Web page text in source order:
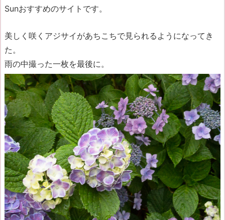
Sunおすすめのサイトです。
美しく咲くアジサイがあちこちで見られるようになってき
た。
雨の中撮った一枚を最後に。